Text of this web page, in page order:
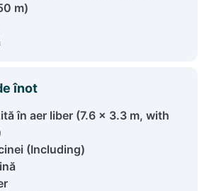
m)
înot
în aer liber (7.6 x 3.3 m, with
(Including)